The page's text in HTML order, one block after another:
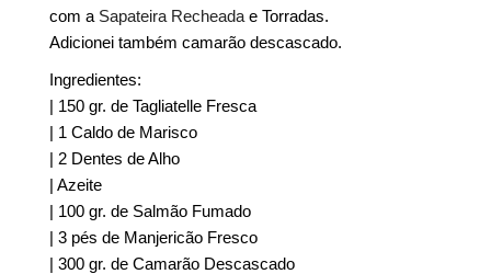
com a Sapateira Recheada e Torradas.
Adicionei também camarão descascado.
Ingredientes:
| 150 gr. de Tagliatelle Fresca
| 1 Caldo de Marisco
| 2 Dentes de Alho
| Azeite
| 100 gr. de Salmão Fumado
| 3 pés de Manjericão Fresco
| 300 gr. de Camarão Descascado